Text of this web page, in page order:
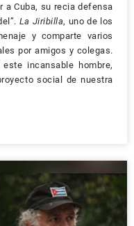
a Cuba, su recia defensa
La Jiribilla, uno de los
y comparte varios
por amigos y colegas.
incansable hombre,
social de nuestra